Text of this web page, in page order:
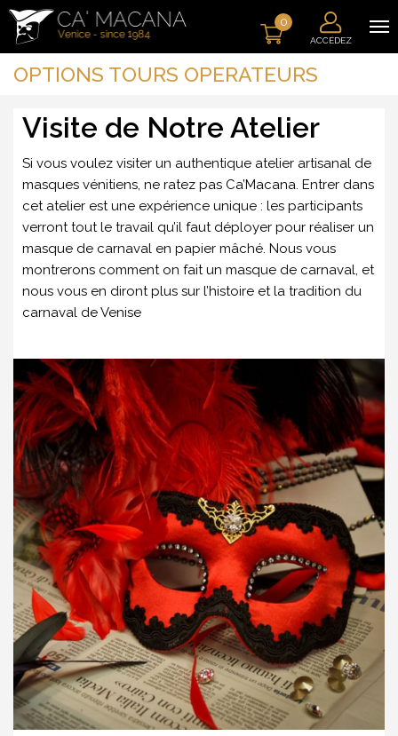
0
ACCÉDEZ
OPTIONS TOURS OPERATEURS
Visite de Notre Atelier
Si vous voulez visiter un authentique atelier artisanal de
masques vénitiens, ne ratez pas Ca’Macana. Entrer dans
cet atelier est une expérience unique : les participants
verront tout le travail qu’il faut déployer pour réaliser un
masque de carnaval en papier mâché. Nous vous
montrerons comment on fait un masque de carnaval, et
nous vous en diront plus sur l’histoire et la tradition du
carnaval de Venise